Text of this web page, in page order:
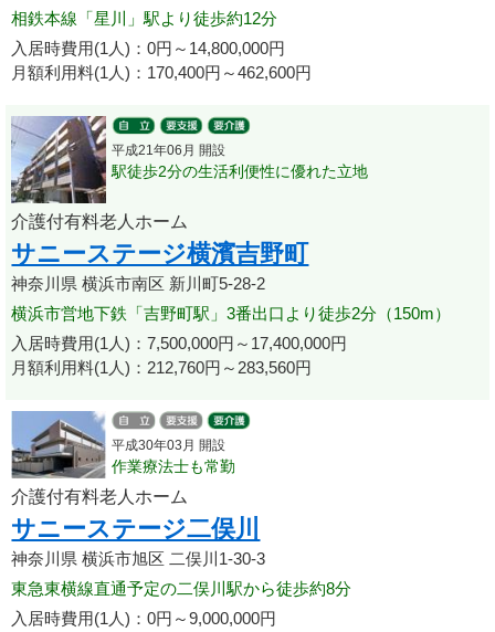
相鉄本線「星川」駅より徒歩約12分
入居時費用(1人)：0円～14,800,000円
月額利用料(1人)：170,400円～462,600円
平成21年06月 開設
駅徒歩2分の生活利便性に優れた立地
介護付有料老人ホーム
サニーステージ横濱吉野町
神奈川県 横浜市南区 新川町5-28-2
横浜市営地下鉄「吉野町駅」3番出口より徒歩2分（150m）
入居時費用(1人)：7,500,000円～17,400,000円
月額利用料(1人)：212,760円～283,560円
平成30年03月 開設
作業療法士も常勤
介護付有料老人ホーム
サニーステージ二俣川
神奈川県 横浜市旭区 二俣川1-30-3
東急東横線直通予定の二俣川駅から徒歩約8分
入居時費用(1人)：0円～9,000,000円